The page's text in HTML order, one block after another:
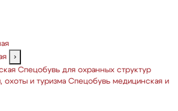
›
Спецобувь для охранных структур
охоты и туризма Спецобувь медицинская и